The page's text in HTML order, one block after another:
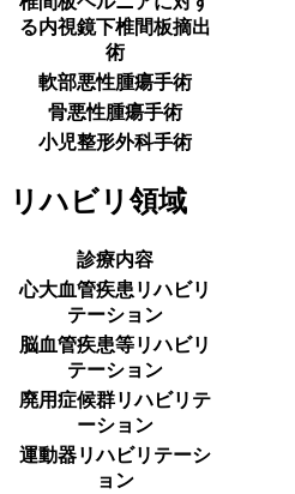
る内視鏡下椎間板摘出
術
軟部悪性腫瘍手術
骨悪性腫瘍手術
小児整形外科手術
リハビリ領域
診療内容
心大血管疾患リハビリ
テーション
脳血管疾患等リハビリ
テーション
廃用症候群リハビリテ
ーション
運動器リハビリテーシ
ョン